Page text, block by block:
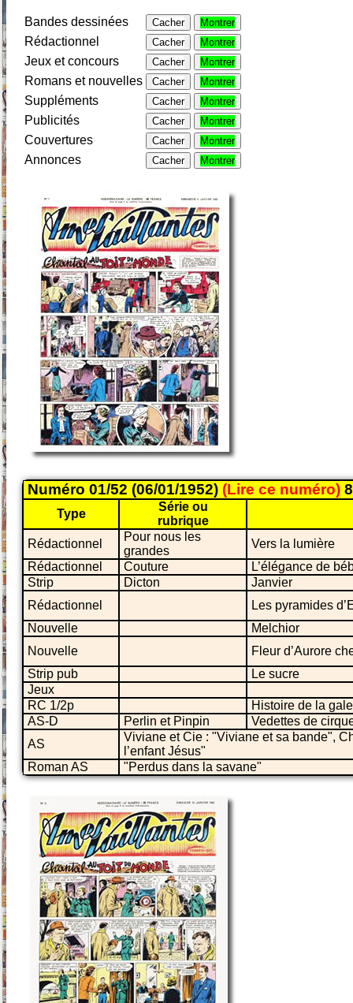
Bandes dessinées Cacher Montrer
Rédactionnel Cacher Montrer
Jeux et concours Cacher Montrer
Romans et nouvelles Cacher Montrer
Suppléments Cacher Montrer
Publicités Cacher Montrer
Couvertures Cacher Montrer
Annonces Cacher Montrer
Numéro 01/52 (06/01/1952) (Lire ce numéro)
Type
Série ou
rubrique
Rédactionnel
Pour nous les
grandes
Vers la lumière
Rédactionnel
Couture
L’élégance de
Strip
Dicton
Janvier
Rédactionnel
Les pyramides
Nouvelle
Melchior
Nouvelle
Fleur d’Aurore
Strip pub
Le sucre
Jeux
RC 1/2p
Histoire de la
AS-D
Perlin et Pinpin
Vedettes de
AS
Viviane et Cie : "Viviane et sa bande",
l’enfant Jésus"
Roman AS
"Perdus dans la savane"